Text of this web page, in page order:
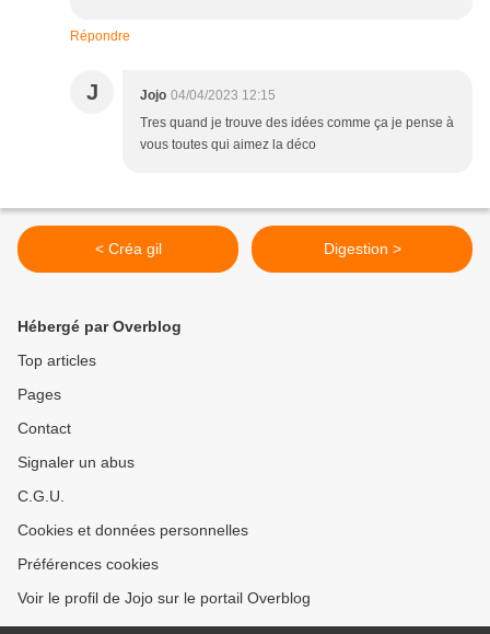
Répondre
J Jojo 04/04/2023 12:15
Tres quand je trouve des idées comme ça je pense à
vous toutes qui aimez la déco
< Créa gil Digestion >
Hébergé par Overblog
Top articles
Pages
Contact
Signaler un abus
C.G.U.
Cookies et données personnelles
Préférences cookies
Voir le profil de Jojo sur le portail Overblog